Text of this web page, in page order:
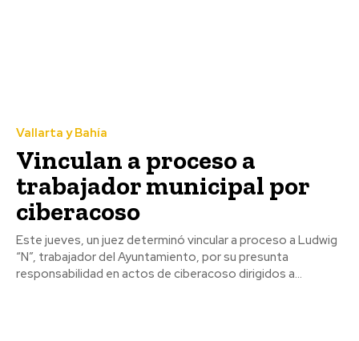
Vallarta y Bahía
Vinculan a proceso a
trabajador municipal por
ciberacoso
Este jueves, un juez determinó vincular a proceso a Ludwig
“N”, trabajador del Ayuntamiento, por su presunta
responsabilidad en actos de ciberacoso dirigidos a...